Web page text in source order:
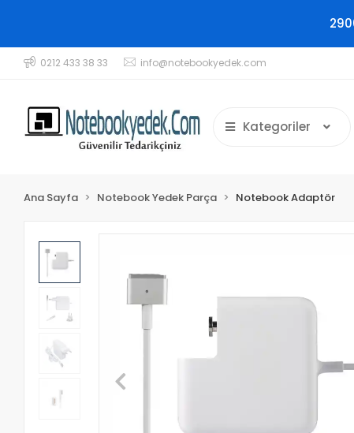
0212 433 38 33 info@notebookyedek.com
Kategoriler
Ana Sayfa Notebook Yedek Parça Notebook Adaptör